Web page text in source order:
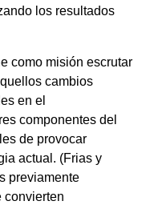
los resultados
como misión escrutar
cambios
en el
componentes del
de provocar
actual. (Frias y
previamente
convierten